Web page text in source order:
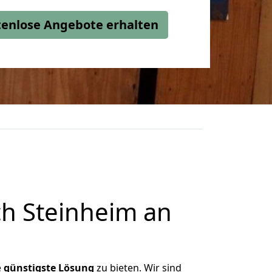
Angebote erhalten
Steinheim an
günstigste Lösung zu bieten. Wir sind